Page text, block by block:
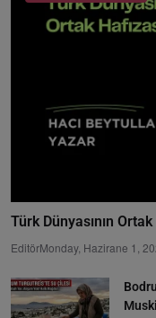
Türk Dünyasının Ortak
EditörMonday, Hazirane 1,